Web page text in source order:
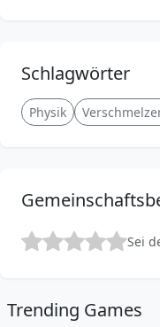
Schlagwörter
Physik
Sei
Trending Games